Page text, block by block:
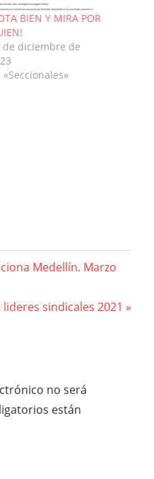
BIEN Y MIRA POR
de diciembre de
«Seccionales»
Medellín. Marzo
sindicales 2021
no será
están